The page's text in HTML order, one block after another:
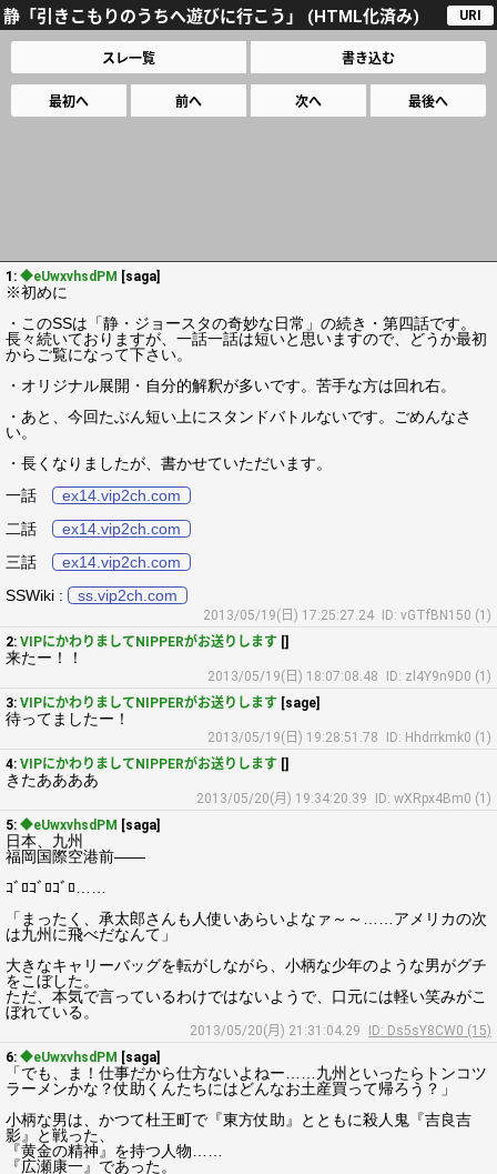
静「引きこもりのうちへ遊びに行こう」 (HTML化済み) URI
スレ一覧 書き込む
最初へ 前へ 次へ 最後へ
1: ◆eUwxvhsdPM [saga]
※初めに
・このSSは「静・ジョースタの奇妙な日常」の続き・第四話です。
長々続いておりますが、一話一話は短いと思いますので、どうか最初
からご覧になって下さい。
・オリジナル展開・自分的解釈が多いです。苦手な方は回れ右。
・あと、今回たぶん短い上にスタンドバトルないです。ごめんなさ
い。
・長くなりましたが、書かせていただいます。
一話
ex14.vip2ch.com
二話
ex14.vip2ch.com
三話
ex14.vip2ch.com
SSWiki :
ss.vip2ch.com
2013/05/19(日) 17:25:27.24
ID: vGTfBN150 (1)
2: VIPにかわりましてNIPPERがお送りします []
来たー！！
2013/05/19(日) 18:07:08.48
ID: zl4Y9n9D0 (1)
3: VIPにかわりましてNIPPERがお送りします [sage]
待ってましたー！
2013/05/19(日) 19:28:51.78
ID: Hhdrrkmk0 (1)
4: VIPにかわりましてNIPPERがお送りします []
きたああああ
2013/05/20(月) 19:34:20.39
ID: wXRpx4Bm0 (1)
5: ◆eUwxvhsdPM [saga]
日本、九州
福岡国際空港前――
ｺﾞﾛｺﾞﾛｺﾞﾛ……
「まったく、承太郎さんも人使いあらいよなァ～～……アメリカの次
は九州に飛べだなんて」
大きなキャリーバッグを転がしながら、小柄な少年のような男がグチ
をこぼした。
ただ、本気で言っているわけではないようで、口元には軽い笑みがこ
ぼれている。
2013/05/20(月) 21:31:04.29
ID: Ds5sY8CW0 (15)
6: ◆eUwxvhsdPM [saga]
「でも、ま！仕事だから仕方ないよねー……九州といったらトンコツ
ラーメンかな？仗助くんたちにはどんなお土産買って帰ろう？」
小柄な男は、かつて杜王町で『東方仗助』とともに殺人鬼『吉良吉
影』と戦った、
『黄金の精神』を持つ人物……
『広瀬康一』であった。